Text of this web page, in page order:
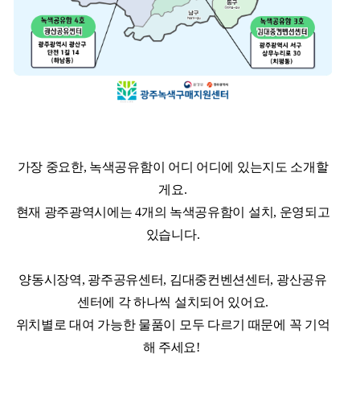
가장 중요한, 녹색공유함이 어디 어디에 있는지도 소개할
게요.
현재 광주광역시에는 4개의 녹색공유함이 설치, 운영되고
있습니다.
양동시장역, 광주공유센터, 김대중컨벤션센터, 광산공유
센터에 각 하나씩 설치되어 있어요.
위치별로 대여 가능한 물품이 모두 다르기 때문에 꼭 기억
해 주세요!